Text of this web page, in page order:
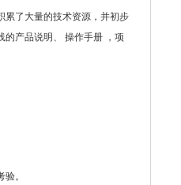
累了大量的技术资源，并初步
的产品说明、 操作手册 ，项
。